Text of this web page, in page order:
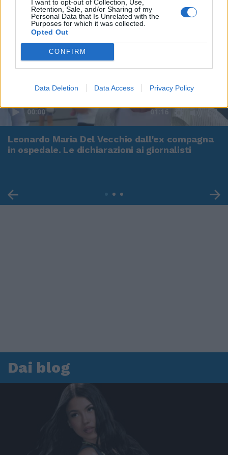
I want to opt-out of Collection, Use,
Retention, Sale, and/or Sharing of my
Personal Data that Is Unrelated with the
Purposes for which it was collected.
Opted Out
CONFIRM
Data Deletion Data Access Privacy Policy
00:00 01:16
Leonardo Maria Del Vecchio dall'ex compagna
in ospedale. Le dichiarazioni ai giornalisti
Dai blog